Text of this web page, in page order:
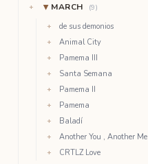
▶ MARCH (9)
de sus demonios
Animal City
Pamema III
Santa Semana
Pamema II
Pamema
Baladí
Another You , Another Me
CRTLZ Love